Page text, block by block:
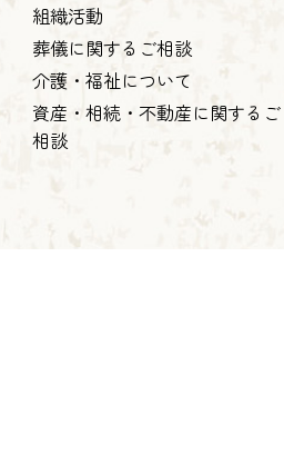
組織活動
葬儀に関するご相談
介護・福祉について
資産・相続・不動産に関するご
相談